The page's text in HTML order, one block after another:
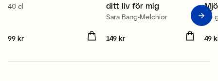
40 cl
Pris:
99 kr
ditt liv för mig
Sara Bang-Melchior
Pris:149 kr
149 kr
40
Pris
49